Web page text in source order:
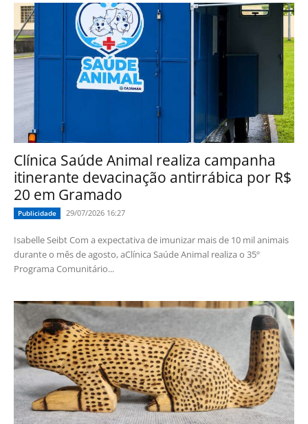
Clínica Saúde Animal realiza campanha
itinerante devacinação antirrábica por R$
20 em Gramado
Publicidade 29/07/2026 16:27
Isabelle Seibt Com a expectativa de imunizar mais de 10 mil animais
durante o mês de agosto, aClínica Saúde Animal realiza o 35º
Programa Comunitário...